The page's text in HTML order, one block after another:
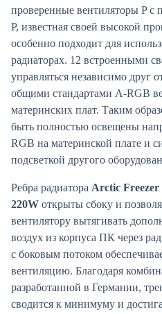
проверенные вентиляторы P с
P, известная своей высокой
особенно подходит для
радиаторах. 12 встроенными
управляться независимо друг
общими стандартами A-RGB
материнских плат. Таким
быть полностью освещены
RGB на материнской плате и
подсветкой другого
Ребра радиатора Arctic
220W открыты сбоку и
вентилятору вытягивать
воздух из корпуса ПК через
с боковым потоком
вентиляцию. Благодаря
разработанной в Германии,
сводится к минимуму и